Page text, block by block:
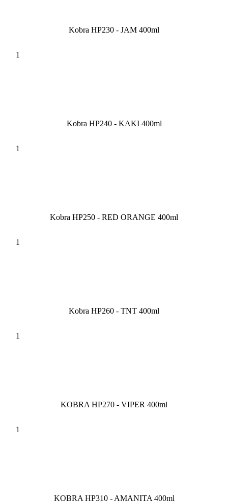
Kobra HP230 - JAM 400ml
Kobra HP240 - KAKI 400ml
Kobra HP250 - RED ORANGE 400ml
Kobra HP260 - TNT 400ml
KOBRA HP270 - VIPER 400ml
KOBRA HP310 - AMANITA 400ml